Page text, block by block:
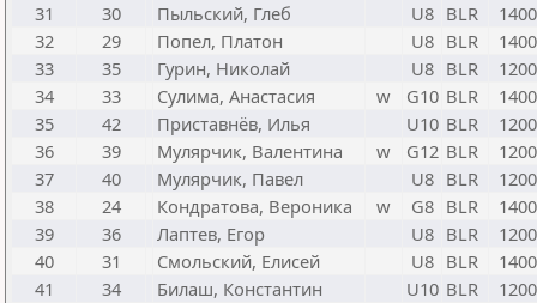
31
30 Пыльский, Глеб U8 BLR
1400
32
29 Попел, Платон U8 BLR
1400
33
35 Гурин, Николай U8 BLR
1200
34
33 Сулима, Анастасия w G10 BLR
1400
35
42 Приставнёв, Илья U10 BLR
1200
36
39 Мулярчик, Валентина w G12 BLR
1200
37
40 Мулярчик, Павел U8 BLR
1200
38
24 Кондратова, Вероника w G8 BLR
1400
39
36 Лаптев, Егор U8 BLR
1200
40
31 Смольский, Елисей U8 BLR
1400
41
34 Билаш, Константин U10 BLR
1200